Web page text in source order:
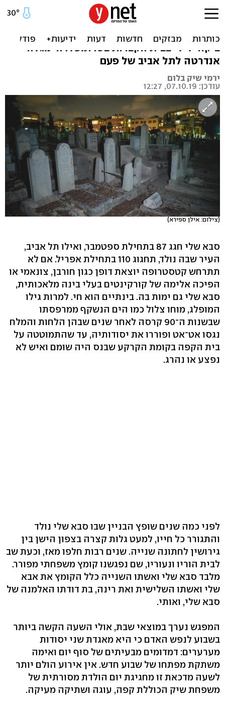
זכרון קברים
טשרנחובסקי, אריק אינשטיין, שושנה דמארי:
ביקור לילי בבית הקברות בטרומפלדור מגלה
אנדרטה לתל אביב של פעם
ירמי שיק בלום
עודכן: 07.10.19, 12:27
(צילום: אילן ספירא)
סבא שלי חגג 87 בתחילת ספטמבר, ואילו תל אביב,
העיר שבה נולד, תחגוג 110 בתחילת אפריל. אם לא
תתרחש קטסטרופה יוצאת דופן כגון חורבן, צונאמי או
הפיכה אלימה של קורקינטים בעלי בינה מלאכותית,
סבא שלי גם ימות בה. בינתיים הוא חי. למרות גילו
המופלג, מוחו צלול כמו הים הנשקף ממרפסתו
שבשנות ה־90 קרסה לאחר שנים שבהן הלחות והמלח
נגסו אט־אט ופוררו את יסודותיה, עד שהתמוטטה על
בית הקפה בקומת הקרקע שבנס היה שומם ואיש לא
נפצע או נהרג.
לפני כמה שנים שופץ הבניין שבו סבא שלי נולד
והתגורר כל חייו, למעט גלות קצרה בצפון הישן בין
גירושין לחתונה שנייה. שנים רבות חלפו מאז, וכעת שב
לבית הוריו ונעוריו, שם נפגשנו קומץ משפחתי מפורר.
מלבד סבא שלי ואשתו השנייה כלל הקומץ את אבא
שלי ואשתו השלישית ואת רינה, בת דודתו האלמנה של
סבא שלי, ואותי.
המפגש נערך במוצאי שבת, אולי השעה הקשה ביותר
בשבוע לנפש האדם כי היא מאגדת שני יסודות
מערערים: דמדומים מבעיתים של סוף יום ואימה
משתקת מפתחו של שבוע חדש. אין אירוע הולם יותר
לשעה מדכאת זו מחגיגת יום הולדת מסורתית של
משפחת שיק הכוללת קפה, עוגה ושתיקה מעיקה.